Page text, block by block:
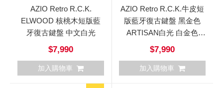
AZIO Retro R.C.K.
ELWOOD 核桃木短版藍
牙復古鍵盤 中文白光
$7,990
加入購物車
AZIO Retro R.C.K.牛皮短
版藍牙復古鍵盤 黑金色
ARTISAN白光 白金色
POSH橘光 中文
$7,990
加入購物車